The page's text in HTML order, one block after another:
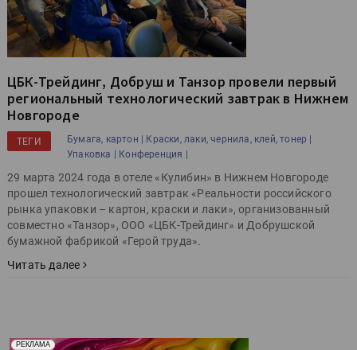
ЦБК-Трейдинг, Добруш и Танзор провели первый
региональный технологический завтрак в Нижнем
Новгороде
ТЕГИ Бумага, картон |
Краски, лаки, чернила, клей, тонер |
Упаковка |
Конференция |
29 марта 2024 года в отеле «Кулибин» в Нижнем Новгороде
прошел технологический завтрак «Реальности российского
рынка упаковки – картон, краски и лаки», организованный
совместно «Танзор», ООО «ЦБК-Трейдинг» и Добрушской
бумажной фабрикой «Герой труда».
Читать далее
РЕКЛАМА
Реклама. Рекламодатель ООО "Передовые Системы